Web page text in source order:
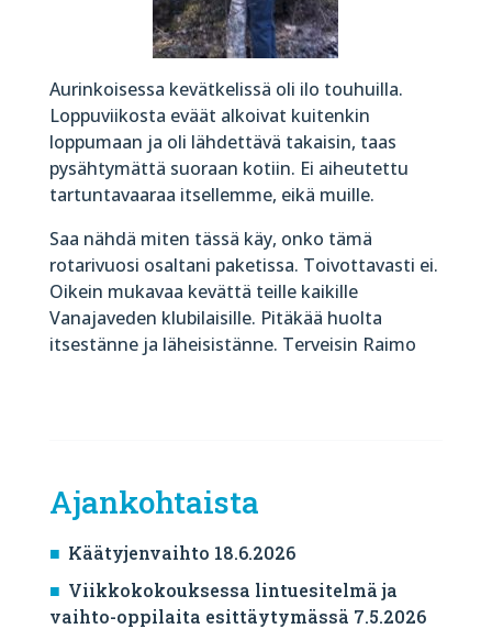
Aurinkoisessa kevätkelissä oli ilo touhuilla.
Loppuviikosta eväät alkoivat kuitenkin
loppumaan ja oli lähdettävä takaisin, taas
pysähtymättä suoraan kotiin. Ei aiheutettu
tartuntavaaraa itsellemme, eikä muille.
Saa nähdä miten tässä käy, onko tämä
rotarivuosi osaltani paketissa. Toivottavasti ei.
Oikein mukavaa kevättä teille kaikille
Vanajaveden klubilaisille. Pitäkää huolta
itsestänne ja läheisistänne. Terveisin Raimo
Ajankohtaista
Käätyjenvaihto 18.6.2026
Viikkokokouksessa lintuesitelmä ja
vaihto-oppilaita esittäytymässä 7.5.2026